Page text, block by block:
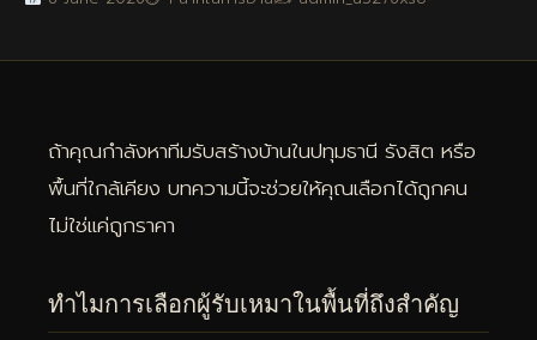
ถ้าคุณกำลังหาทีมรับสร้างบ้านในปทุมธานี รังสิต หรือ
พื้นที่ใกล้เคียง บทความนี้จะช่วยให้คุณเลือกได้ถูกคน
ไม่ใช่แค่ถูกราคา
ทำไมการเลือกผู้รับเหมาในพื้นที่ถึงสำคัญ